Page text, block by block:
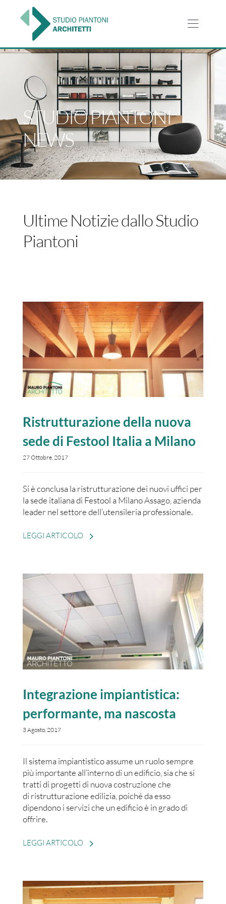
contenuto
HOME
SERVIZI
PROGETTI
LO STUDIO
CONTATTI
STUDIO PIANTONI
NEWS
Ultime Notizie dallo Studio
Piantoni
Ristrutturazione della nuova
sede di Festool Italia a Milano
27 Ottobre, 2017
Si è conclusa la ristrutturazione dei nuovi uffici per
la sede italiana di Festool a Milano Assago, azienda
leader nel settore dell’utensileria professionale.
Integrazione impiantistica:
performante, ma nascosta
3 Agosto, 2017
Il sistema impiantistico assume un ruolo sempre
più importante all’interno di un edificio, sia che si
tratti di progetti di nuova costruzione che
di ristrutturazione edilizia, poiché da esso
dipendono i servizi che un edificio è in grado di
offrire.